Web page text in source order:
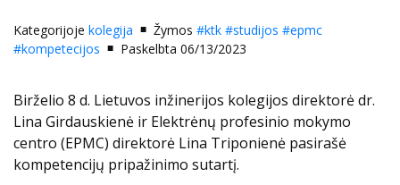
Kategorijoje kolegija Žymos #ktk #studijos #epmc
#kompetecijos
Paskelbta 06/13/2023
Birželio 8 d. Lietuvos inžinerijos kolegijos direktorė dr.
Lina Girdauskienė ir Elektrėnų profesinio mokymo
centro (EPMC) direktorė Lina Triponienė pasirašė
kompetencijų pripažinimo sutartį.